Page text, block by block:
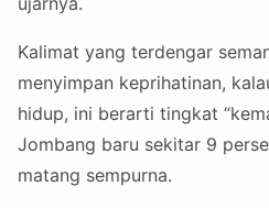
Kalimat yang terdengar
menyimpan keprihatinan,
hidup, ini berarti tingkat
Jombang baru sekitar 9
matang sempurna.